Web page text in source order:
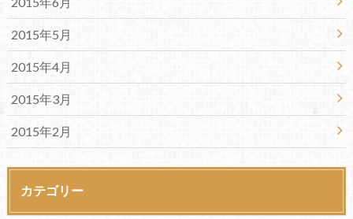
2015年5月
2015年4月
2015年3月
2015年2月
カテゴリー